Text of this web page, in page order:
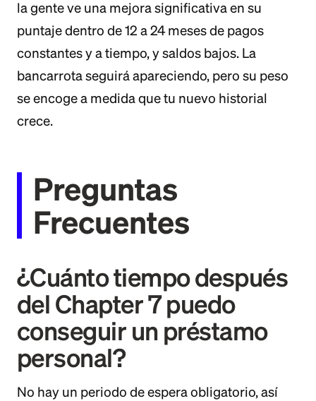
la gente ve una mejora significativa en su
puntaje dentro de 12 a 24 meses de pagos
constantes y a tiempo, y saldos bajos. La
bancarrota seguirá apareciendo, pero su peso
se encoge a medida que tu nuevo historial
crece.
Preguntas
Frecuentes
¿Cuánto tiempo después
del Chapter 7 puedo
conseguir un préstamo
personal?
No hay un periodo de espera obligatorio, así